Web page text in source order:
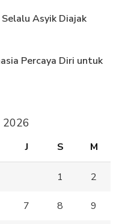
Asyik Diajak
Percaya Diri untuk
J S M
1 2
7 8 9